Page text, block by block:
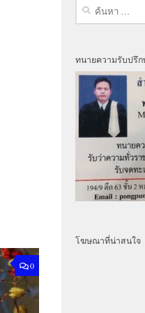
0
ค้นหา
สำหรับ:
ทนายความรับปรึ
โฆษณาที่น่าสนใจ